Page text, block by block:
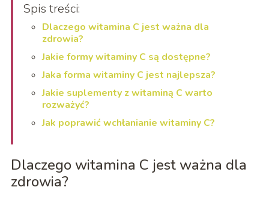
Spis treści:
Dlaczego witamina C jest ważna dla
zdrowia?
Jakie formy witaminy C są dostępne?
Jaka forma witaminy C jest najlepsza?
Jakie suplementy z witaminą C warto
rozważyć?
Jak poprawić wchłanianie witaminy C?
Dlaczego witamina C jest ważna dla
zdrowia?